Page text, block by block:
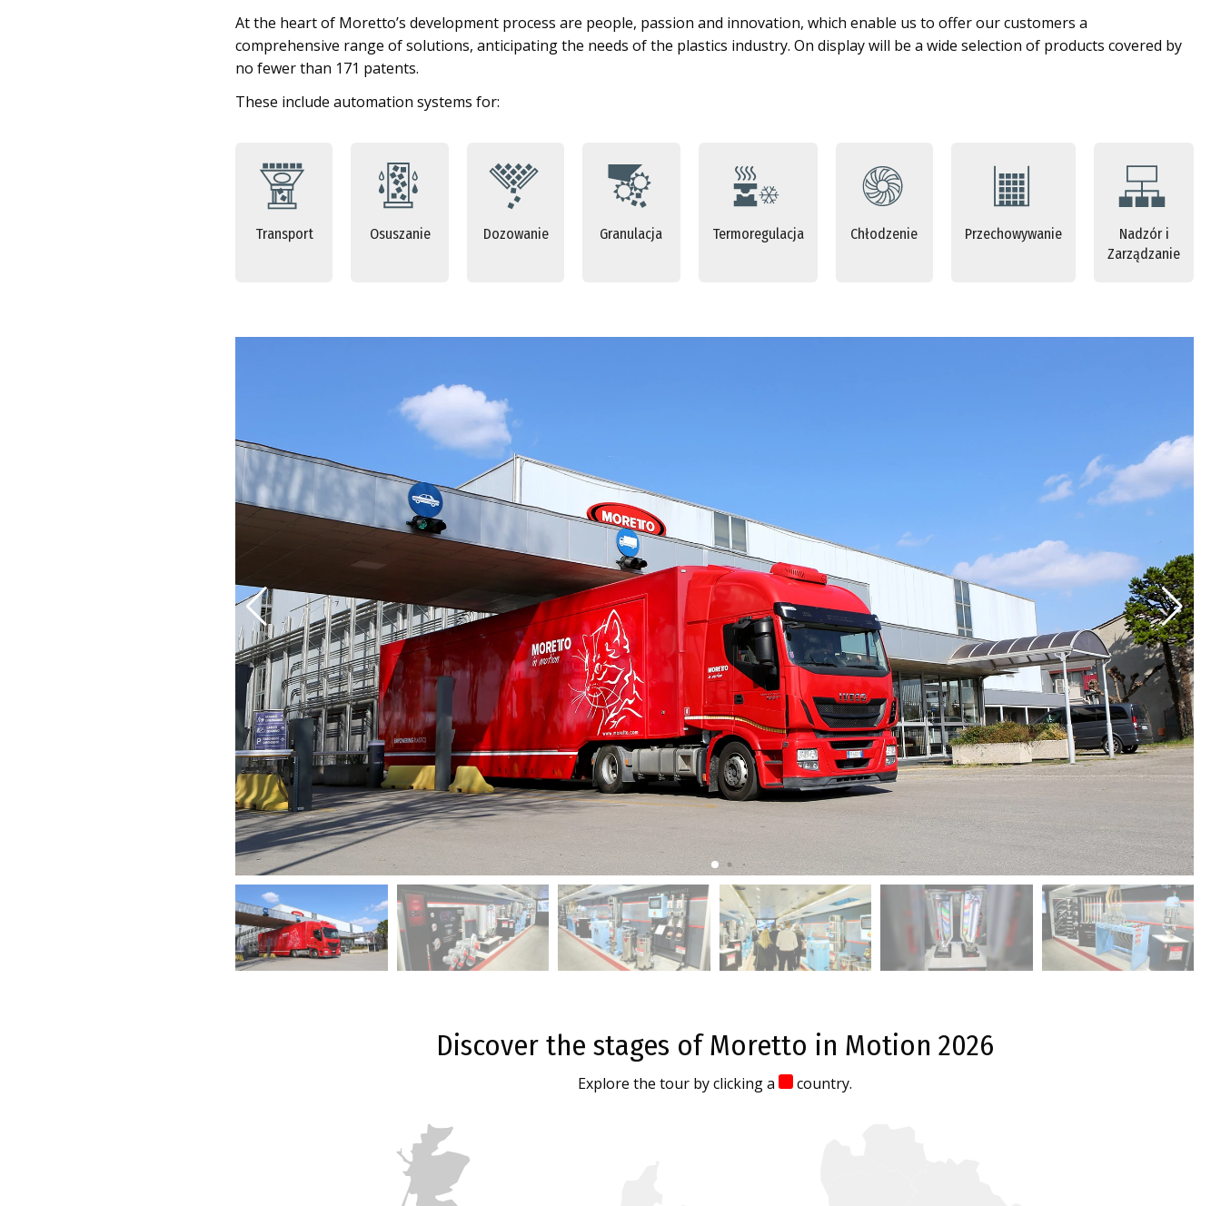
At the heart of Moretto’s development process are people, passion and innovation, which enable us to offer our customers a
comprehensive range of solutions, anticipating the needs of the plastics industry. On display will be a wide selection of products covered by
no fewer than 171 patents.
These include automation systems for:
Transport Osuszanie Dozowanie Granulacja Termoregulacja Chłodzenie Przechowywanie
Nadzór i
Zarządzanie
Discover the stages of Moretto in Motion 2026
Explore the tour by clicking a country.